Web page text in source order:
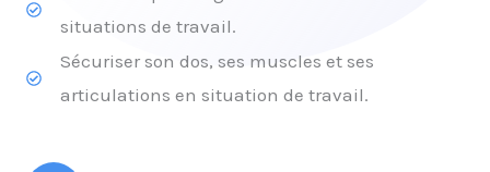
situations de travail.
Sécuriser son dos, ses muscles et ses
articulations en situation de travail.